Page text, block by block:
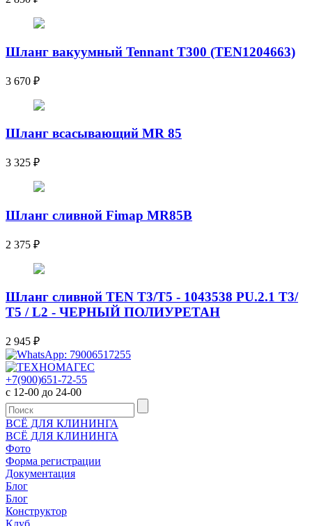
Шланг вакуумный Tennant T300 (TEN1204663)
3 670 ₽
Шланг всасывающий MR 85
3 325 ₽
Шланг сливной Fimap MR85B
2 375 ₽
Шланг сливной TEN Т3/T5 - 1043538 PU.2.1 T3/
T5 / L2 - ЧЕРНЫЙ ПОЛИУРЕТАН
2 945 ₽
+7(900)651-72-55
с 12-00 до 24-00
ВСЁ ДЛЯ КЛИНИНГА
ВСЁ ДЛЯ КЛИНИНГА
Фото
Форма регистрации
Документация
Блог
Блог
Конструктор
Клуб